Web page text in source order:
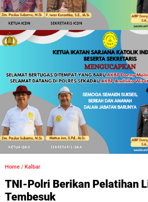
Home / Kalbar
TNI-Polri Berikan Pelatihan
Tembesuk